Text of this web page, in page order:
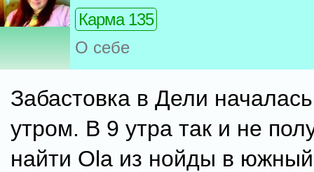
Карма 135
О себе
Забастовка в Дели
утром. В 9 утра так и не
найти Ola из нойды в